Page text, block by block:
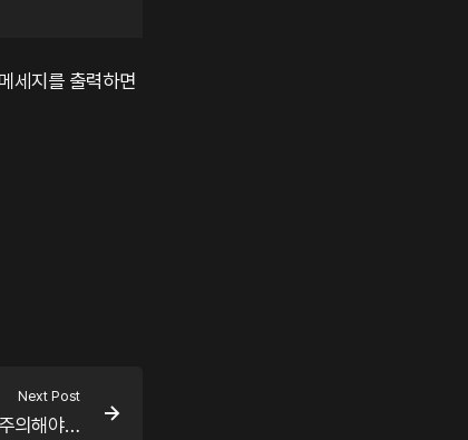
세지를 출력하면
Next Post
[cpp] freeaddrinfo 사용 시 주의해야 할 점